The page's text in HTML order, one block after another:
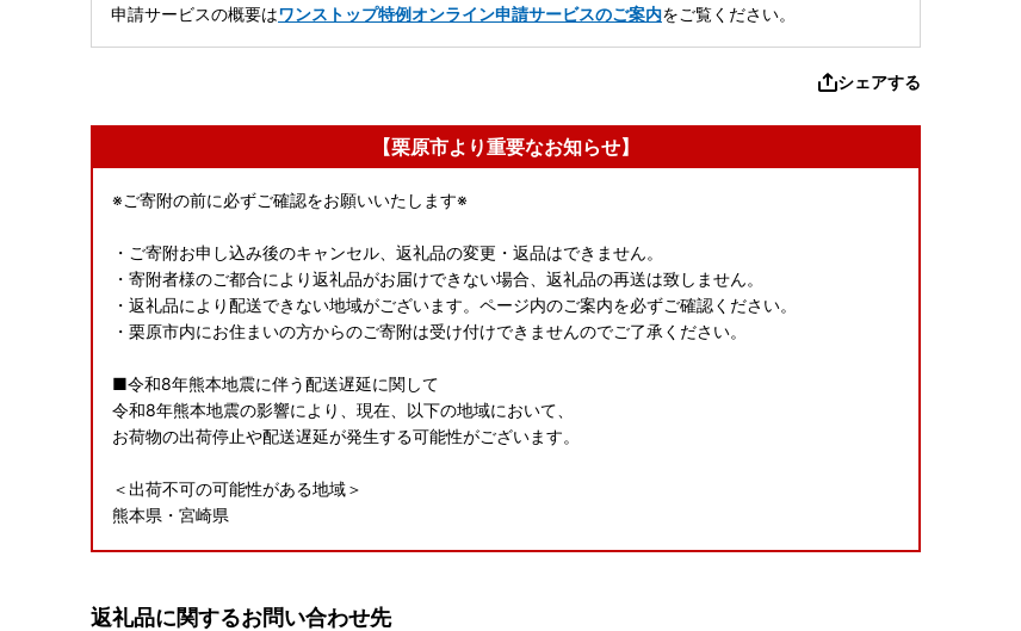
申請サービスの概要はワンストップ特例オンライン申請サービスのご案内をご覧ください。
シェアする
【栗原市より重要なお知らせ】
※ご寄附の前に必ずご確認をお願いいたします※
・ご寄附お申し込み後のキャンセル、返礼品の変更・返品はできません。
・寄附者様のご都合により返礼品がお届けできない場合、返礼品の再送は致しません。
・返礼品により配送できない地域がございます。ページ内のご案内を必ずご確認ください。
・栗原市内にお住まいの方からのご寄附は受け付けできませんのでご了承ください。
■令和8年熊本地震に伴う配送遅延に関して
令和8年熊本地震の影響により、現在、以下の地域において、
お荷物の出荷停止や配送遅延が発生する可能性がございます。
＜出荷不可の可能性がある地域＞
熊本県・宮崎県
返礼品に関するお問い合わせ先